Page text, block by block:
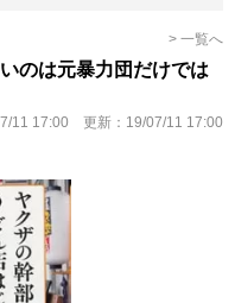
> 一覧へ
のは元暴力団だけでは
11 17:00 更新： 19/07/11 17:00